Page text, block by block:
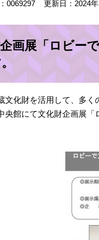
0069297 更新日：2024
画展「ロビー
文化財を活用して、多
央館にて文化財企画展「